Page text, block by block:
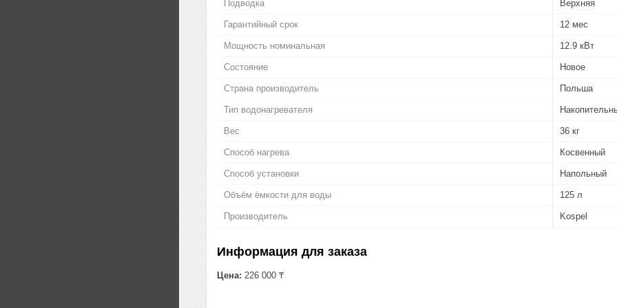
Подводка Верхняя
Гарантийный срок 12 мес
Мощность номинальная 12.9 кВт
Состояние Новое
Страна производитель Польша
Тип водонагревателя
Вес 36 кг
Способ нагрева Косвенный
Способ установки Напольный
Объём ёмкости для воды 125 л
Производитель Kospel
Информация для заказа
Цена: 226 000 ₸